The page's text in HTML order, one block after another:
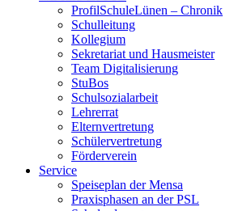
ProfilSchuleLünen – Chronik
Schulleitung
Kollegium
Sekretariat und Hausmeister
Team Digitalisierung
StuBos
Schulsozialarbeit
Lehrerrat
Elternvertretung
Schülervertretung
Förderverein
Service
Speiseplan der Mensa
Praxisphasen an der PSL